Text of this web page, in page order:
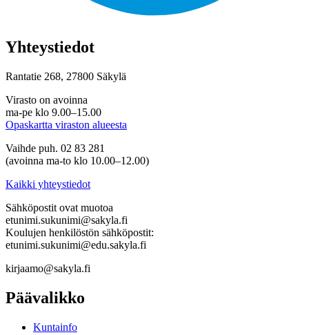
Yhteystiedot
Rantatie 268, 27800 Säkylä
Virasto on avoinna
ma-pe klo 9.00–15.00
Opaskartta viraston alueesta
Vaihde puh. 02 83 281
(avoinna ma-to klo 10.00–12.00)
Kaikki yhteystiedot
Sähköpostit ovat muotoa
etunimi.sukunimi@sakyla.fi
Koulujen henkilöstön sähköpostit:
etunimi.sukunimi@edu.sakyla.fi
kirjaamo@sakyla.fi
Päävalikko
Kunta­info